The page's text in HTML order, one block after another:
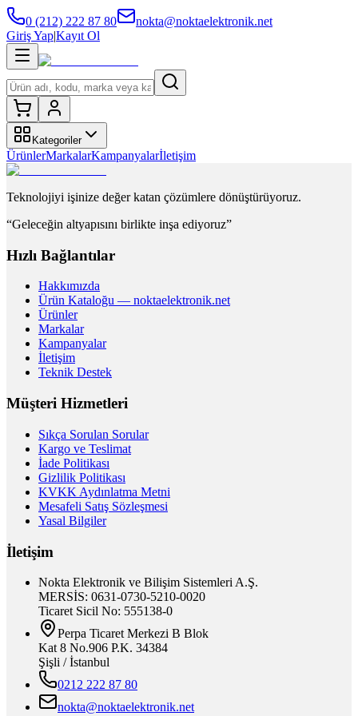
0 (212) 222 87 80
nokta@noktaelektronik.net
Giriş Yap|Kayıt Ol
Kategoriler
ÜrünlerMarkalarKampanyalarİletişim
Teknolojiyi işinize değer katan çözümlere dönüştürüyoruz.
“Geleceğin altyapısını birlikte inşa ediyoruz”
Hızlı Bağlantılar
Hakkımızda
Ürün Kataloğu — noktaelektronik.net
Ürünler
Markalar
Kampanyalar
İletişim
Teknik Destek
Müşteri Hizmetleri
Sıkça Sorulan Sorular
Kargo ve Teslimat
İade Politikası
Gizlilik Politikası
KVKK Aydınlatma Metni
Mesafeli Satış Sözleşmesi
Yasal Bilgiler
İletişim
Nokta Elektronik ve Bilişim Sistemleri A.Ş.
MERSİS: 0631-0730-5210-0020
Ticaret Sicil No: 555138-0
Perpa Ticaret Merkezi B Blok
Kat 8 No.906 P.K. 34384
Şişli / İstanbul
0212 222 87 80
nokta@noktaelektronik.net